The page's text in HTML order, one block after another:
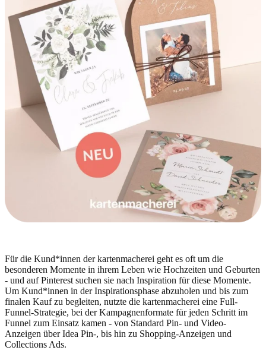
Für die Kund*innen der kartenmacherei geht es oft um die
besonderen Momente in ihrem Leben wie Hochzeiten und Geburten
- und auf Pinterest suchen sie nach Inspiration für diese Momente.
Um Kund*innen in der Inspirationsphase abzuholen und bis zum
finalen Kauf zu begleiten, nutzte die kartenmacherei eine Full-
Funnel-Strategie, bei der Kampagnenformate für jeden Schritt im
Funnel zum Einsatz kamen - von Standard Pin- und Video-
Anzeigen über Idea Pin-, bis hin zu Shopping-Anzeigen und
Collections Ads.